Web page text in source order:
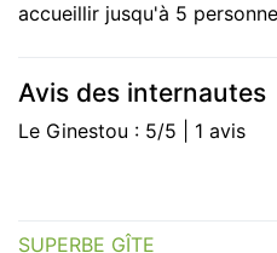
accueillir jusqu'à 5
Avis des internautes
Le Ginestou : 5/5 | 1 avis
SUPERBE GÎTE